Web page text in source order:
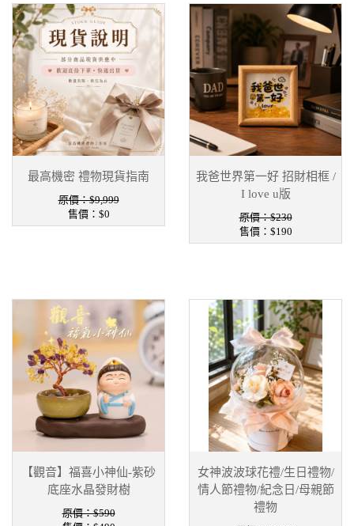
最高機密 禮物現貨指南
原價：$9,999
售價： $0
我爸世界第一好 招財相框 /
I love u版
原價：$230
售價： $190
【觀音】福喜小神仙-紫砂
底座水晶發財樹
原價：$590
女神波波球花禮/生日禮物/
情人節禮物/紀念日/母親節
禮物